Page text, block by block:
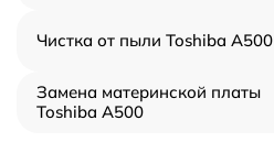
Чистка от пыли Toshiba A500
Замена материнской платы
Toshiba A500